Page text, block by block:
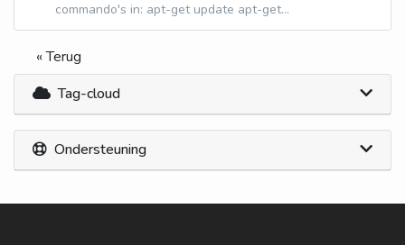
commando's in: apt-get update apt-get...
« Terug
Tag-cloud
Ondersteuning